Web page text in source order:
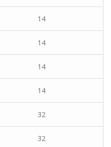
14
14
14
14
32
32